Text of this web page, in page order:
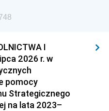
I
2026 r. w
pomocy
Strategicznego
na lata 2023–